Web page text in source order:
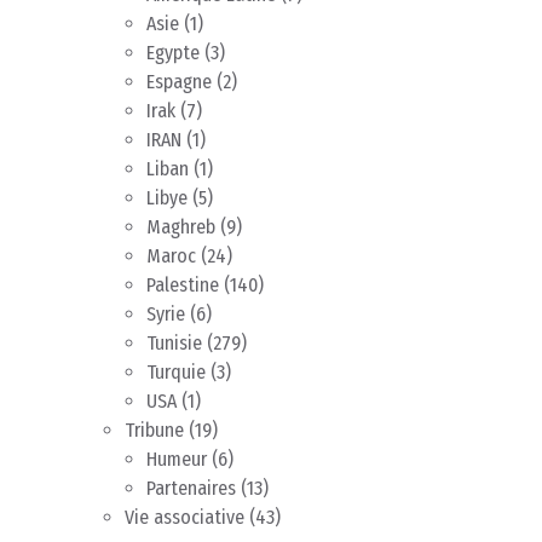
Asie (1)
Egypte (3)
Espagne (2)
Irak (7)
IRAN (1)
Liban (1)
Libye (5)
Maghreb (9)
Maroc (24)
Palestine (140)
Syrie (6)
Tunisie (279)
Turquie (3)
USA(1)
Tribune (19)
Humeur (6)
Partenaires (13)
Vie associative (43)